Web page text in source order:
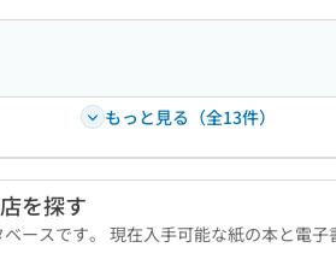
もっと見る（全13件）
を探す
ースです。 現在入手可能な紙の本と電子